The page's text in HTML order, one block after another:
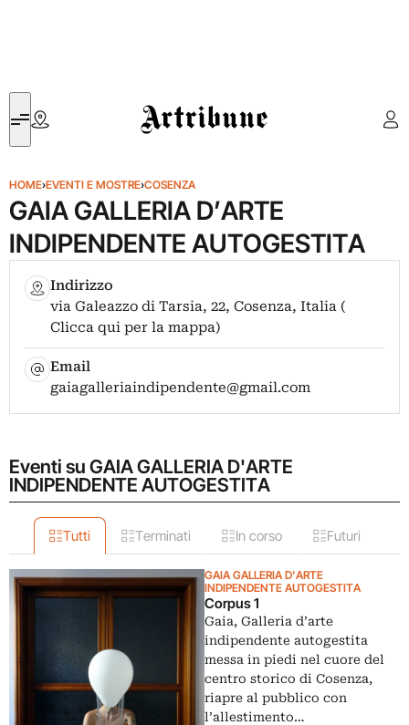
Artribune
HOME›EVENTI E MOSTRE›COSENZA
GAIA GALLERIA D’ARTE
INDIPENDENTE AUTOGESTITA
Indirizzo
via Galeazzo di Tarsia, 22, Cosenza, Italia (
Clicca qui per la mappa)
Email
gaiagalleriaindipendente@gmail.com
Eventi su GAIA GALLERIA D'ARTE
INDIPENDENTE AUTOGESTITA
Tutti Terminati In corso Futuri
GAIA GALLERIA D'ARTE
INDIPENDENTE AUTOGESTITA
Corpus 1
Gaia, Galleria d’arte
indipendente autogestita
messa in piedi nel cuore del
centro storico di Cosenza,
riapre al pubblico con
l’allestimento…